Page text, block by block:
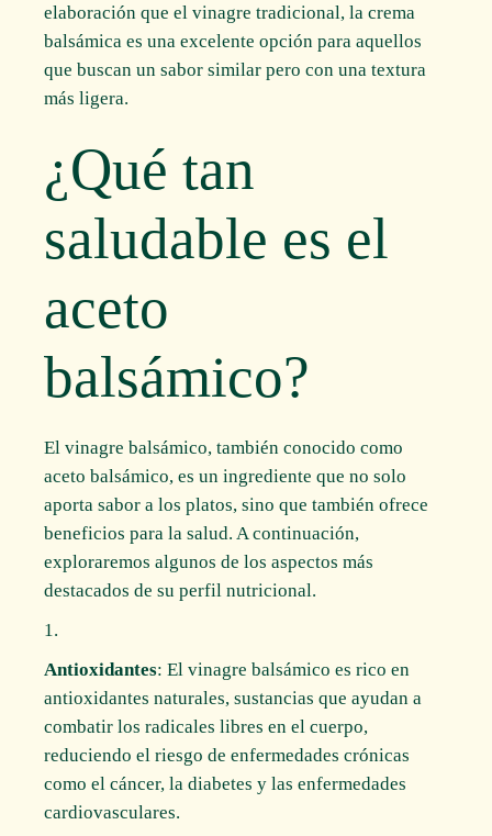
elaboración que el vinagre tradicional, la crema
balsámica es una excelente opción para aquellos
que buscan un sabor similar pero con una textura
más ligera.
¿Qué tan
saludable es el
aceto
balsámico?
El vinagre balsámico, también conocido como
aceto balsámico, es un ingrediente que no solo
aporta sabor a los platos, sino que también ofrece
beneficios para la salud. A continuación,
exploraremos algunos de los aspectos más
destacados de su perfil nutricional.
Antioxidantes: El vinagre balsámico es rico en
antioxidantes naturales, sustancias que ayudan a
combatir los radicales libres en el cuerpo,
reduciendo el riesgo de enfermedades crónicas
como el cáncer, la diabetes y las enfermedades
cardiovasculares.